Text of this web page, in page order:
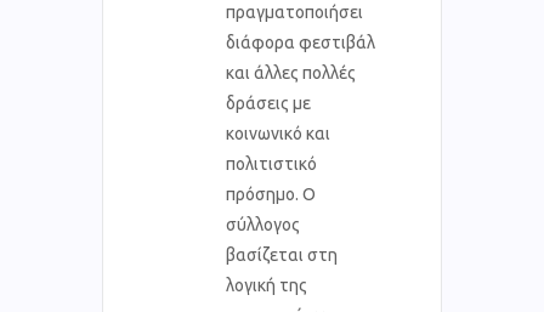
πραγματοποιήσει
διάφορα φεστιβάλ
και άλλες πολλές
δράσεις με
κοινωνικό και
πολιτιστικό
πρόσημο. Ο
σύλλογος
βασίζεται στη
λογική της